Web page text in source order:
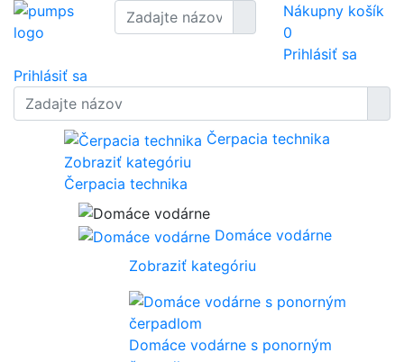
Nákupny košík
0
Prihlásiť sa
Prihlásiť sa
Čerpacia technika
Zobraziť kategóriu
Čerpacia technika
Domáce vodárne
Zobraziť kategóriu
Domáce vodárne s ponorným